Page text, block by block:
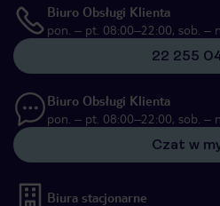
Biuro Obsługi Klienta
pon. – pt. 08:00–22:00, sob. –
22 255
Biuro Obsługi Klienta
pon. – pt. 08:00–22:00, sob. –
Czat w
Biura stacjonarne